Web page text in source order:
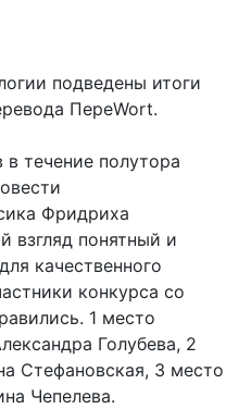
подведены итоги
ПереWort.
течение полутора
Фридриха
взгляд понятный и
качественного
конкурса со
1 место
Голубева, 2
Стефановская, 3 место
Чепелева.